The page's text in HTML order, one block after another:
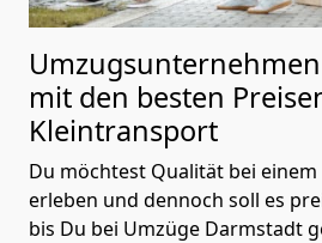
mit den besten
Kleintransport
Du möchtest Qualität bei
erleben und dennoch soll es
bis Du bei Umzüge Darmstadt